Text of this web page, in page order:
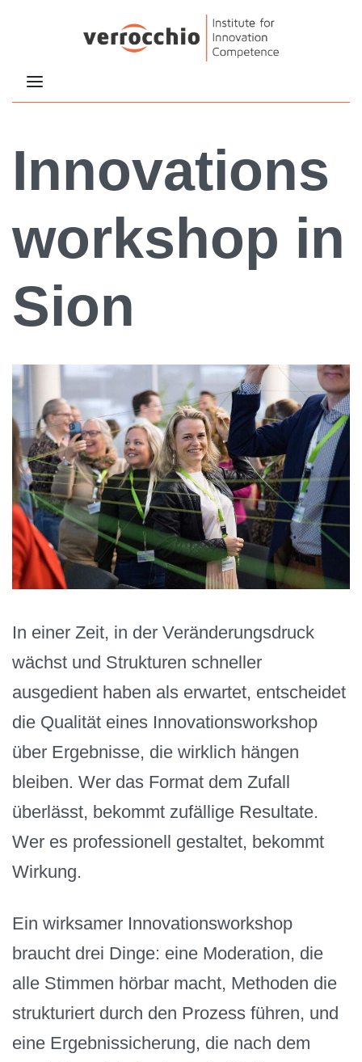
Innovations
workshop in
Sion
In einer Zeit, in der Veränderungsdruck
wächst und Strukturen schneller
ausgedient haben als erwartet, entscheidet
die Qualität eines Innovationsworkshop
über Ergebnisse, die wirklich hängen
bleiben. Wer das Format dem Zufall
überlässt, bekommt zufällige Resultate.
Wer es professionell gestaltet, bekommt
Wirkung.
Ein wirksamer Innovationsworkshop
braucht drei Dinge: eine Moderation, die
alle Stimmen hörbar macht, Methoden die
strukturiert durch den Prozess führen, und
eine Ergebnissicherung, die nach dem